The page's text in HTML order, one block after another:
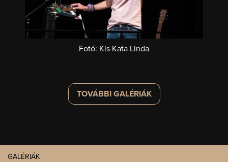
Fotó: Kis Kata Linda
TOVÁBBI GALÉRIÁK
GALÉRIÁK